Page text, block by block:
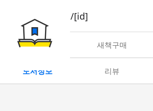
book/rent/[id]
대여 새책구매
도서정보 리뷰